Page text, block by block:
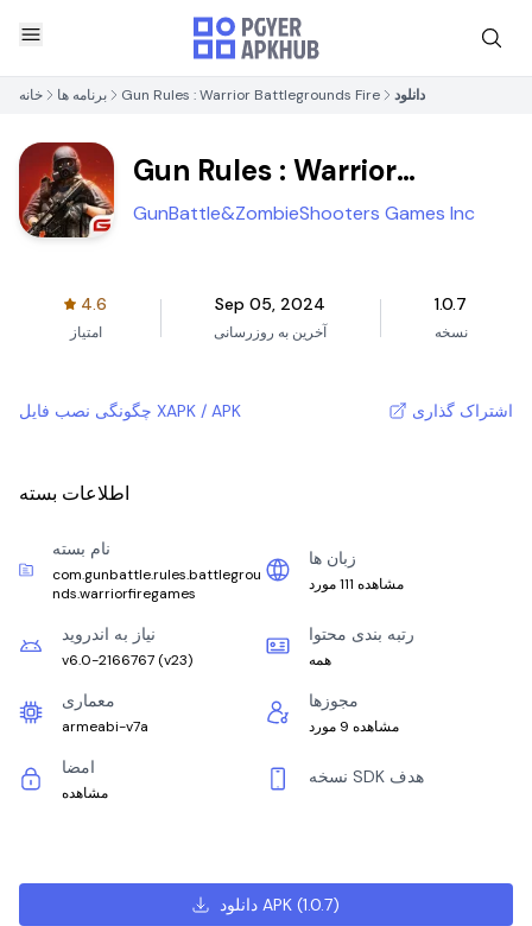
خانه برنامه ها Gun Rules : Warrior Battlegrounds Fire دانلود
Gun Rules : Warrior
Battlegrounds Fire
GunBattle&ZombieShooters Games Inc
4.6
امتیاز
Sep 05, 2024
آخرین به روزرسانی
1.0.7
نسخه
چگونگی نصب فایل XAPK / APK اشتراک گذاری
اطلاعات بسته
نام بسته
com.gunbattle.rules.battlegrou
nds.warriorfiregames
زبان ها
مشاهده 111 مورد
نیاز به اندروید
v6.0-2166767 (v23)
رتبه بندی محتوا
همه
معماری
armeabi-v7a
مجوزها
مشاهده 9 مورد
امضا
مشاهده
نسخه SDK هدف
دانلود APK (1.0.7)